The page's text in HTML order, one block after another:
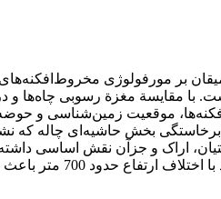
بر مورفولوژی مخروط‌افکنه‌های
با مقایسة مغزة رسوبی
موقعیت زمین‌شناسی و
بخش حاشیه‌ای چاله که
اراک و جزآن نقش اساسی
تغییرشکل و تحول مخروط‌افکنة آشتیان نسبت به